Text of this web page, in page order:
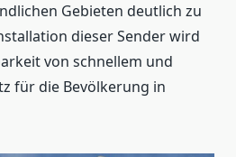
Gebieten deutlich zu
dieser Sender wird
von schnellem und
für die Bevölkerung in